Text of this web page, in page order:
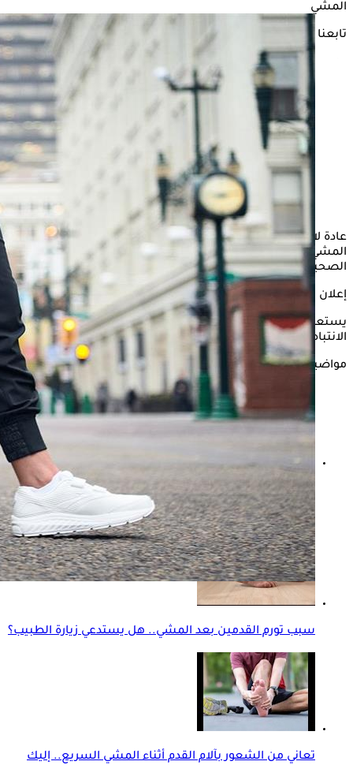
المشي
تابعنا على
عادة لا ينتبه بعض الأشخاص إلى أي أعراض يمكن أن تظهر أثناء
المشي، على الرغم من أنها تتسبب في ظهور بعض المضاعفات
الصحية التي تستوجب المتابعة مع الطبيب المختص.
إعلان
يستعرض "الكونسلتو" في التقرير التالي، أبرز الأخطاء التي يجب
الانتباه لها جيدًا عند المشي، وفقًا لما ذكره موقع "Web md".
مواضيع ذات صلة
ما هو معدل ضربات القلب الطبيعي أثناء المشي؟.. تعرف
عليه
سبب تورم القدمين بعد المشي.. هل يستدعي زيارة الطبيب؟
تعاني من الشعور بآلام القدم أثناء المشي السريع.. إليك